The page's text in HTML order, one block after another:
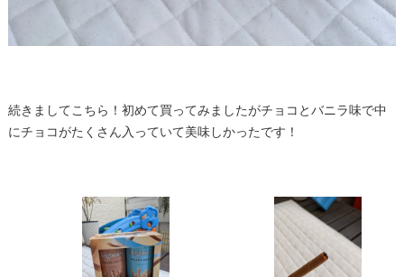
続きましてこちら！初めて買ってみましたがチョコとバニラ味で中
にチョコがたくさん入っていて美味しかったです！